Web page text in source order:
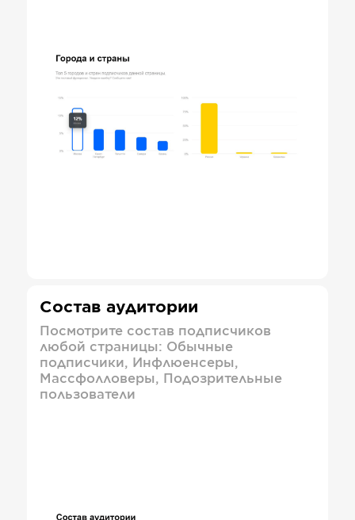
Состав аудитории
Посмотрите состав подписчиков
любой страницы: Обычные
подписчики, Инфлюенсеры,
Массфолловеры, Подозрительные
пользователи